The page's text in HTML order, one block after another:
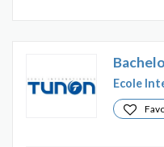
Ecole